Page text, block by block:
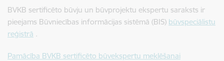
BVKB sertificēto būvju un būvprojektu ekspertu saraksts ir
pieejams Būvniecības informācijas sistēmā (BIS) būvspeciālistu
reģistrā .
Pamācība BVKB sertificēto būvekspertu meklēšanai